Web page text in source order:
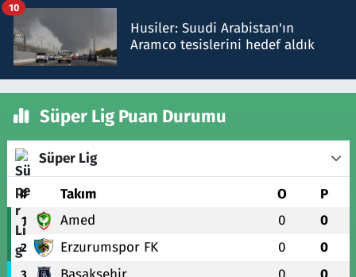
Husiler: Suudi Arabistan'ın
Aramco tesislerini hedef aldık
10
Süper Lig Puan Durumu
Süper Lig
# Takım O P
1 Amed 0 0
2 Erzurumspor FK 0 0